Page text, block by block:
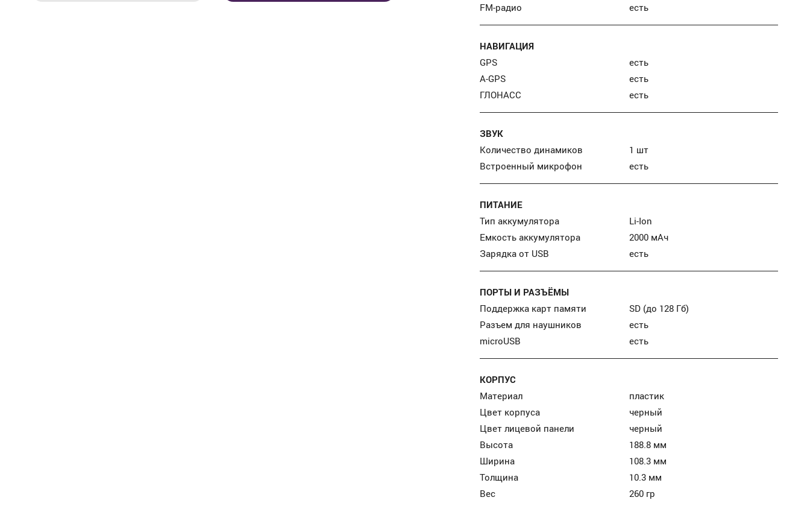
FM-радио
есть
НАВИГАЦИЯ
GPS
есть
A-GPS
есть
ГЛОНАСС
есть
ЗВУК
Количество динамиков
1 шт
Встроенный микрофон
есть
ПИТАНИЕ
Тип аккумулятора
Li-Ion
Емкость аккумулятора
2000 мАч
Зарядка от USB
есть
ПОРТЫ И РАЗЪЁМЫ
Поддержка карт памяти
SD (до 128 Гб)
Разъем для наушников
есть
microUSB
есть
КОРПУС
Материал
пластик
Цвет корпуса
черный
Цвет лицевой панели
черный
Высота
188.8 мм
Ширина
108.3 мм
Толщина
10.3 мм
Вес
260 гр